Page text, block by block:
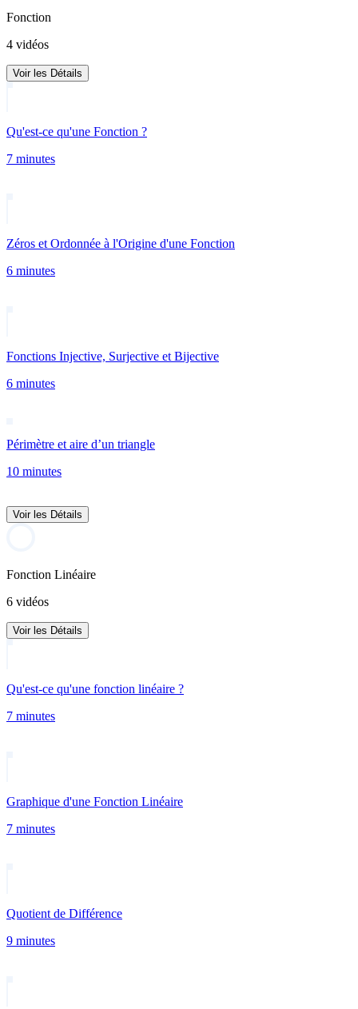
Fonction
4 vidéos
Voir les Détails
Qu'est-ce qu'une Fonction ?
7 minutes
Zéros et Ordonnée à l'Origine d'une Fonction
6 minutes
Fonctions Injective, Surjective et Bijective
6 minutes
Périmètre et aire d’un triangle
10 minutes
Voir les Détails
Fonction Linéaire
6 vidéos
Voir les Détails
Qu'est-ce qu'une fonction linéaire ?
7 minutes
Graphique d'une Fonction Linéaire
7 minutes
Quotient de Différence
9 minutes